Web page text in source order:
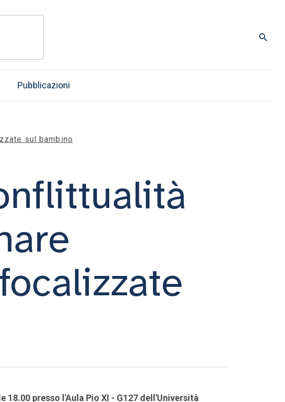
Pubblicazioni
sul bambino
18.00 presso l'Aula Pio XI - G127 dell'Università